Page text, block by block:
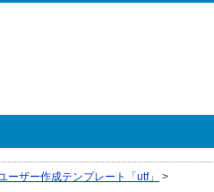
ーザー作成テンプレート「utf」 >